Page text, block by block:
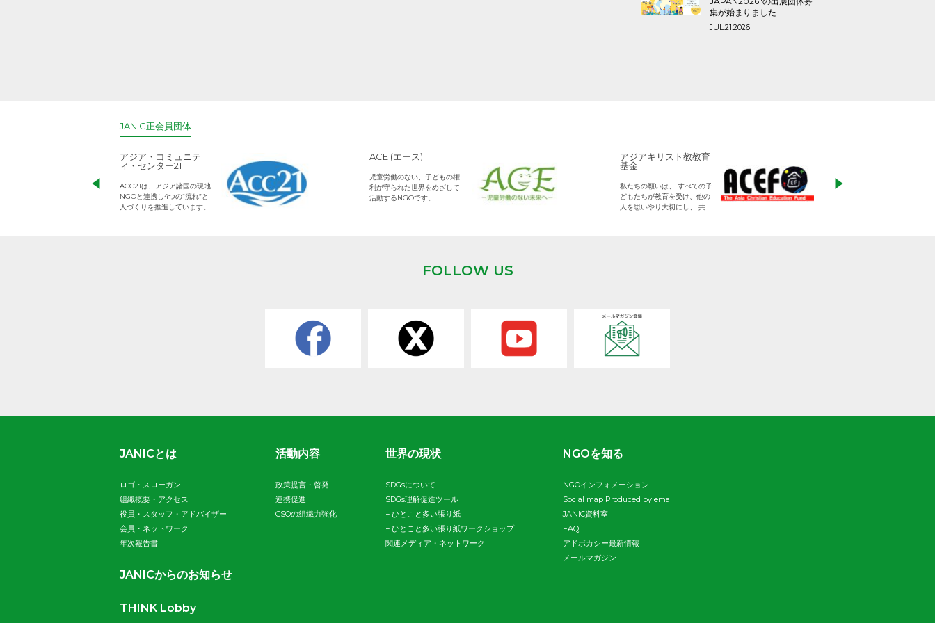
集が始まりました
JUL.21.2026
JANIC正会員団体
アジア・コミュニテ
ィ・センター21
ACC21は、アジア諸国の現地
NGOと連携し4つの“流れ”と
人づくりを推進しています。
ACE (エース)
児童労働のない、子どもの権
利が守られた世界をめざして
活動するNGOです。
アジアキリスト教教育
基金
私たちの願いは、 すべての子
どもたちが教育を受け、他の
人を思いやり大切にし、 共に
FOLLOW US
JANICとは
ロゴ・スローガン
組織概要・アクセス
役員・スタッフ・アドバイザー
会員・ネットワーク
年次報告書
活動内容
政策提言・啓発
連携促進
CSOの組織力強化
世界の現状
SDGsについて
SDGs理解促進ツール
− ひとこと多い張り紙
− ひとこと多い張り紙ワークショップ
関連メディア・ネットワーク
NGOを知る
NGOインフォメーション
Social map Produced by ema
JANIC資料室
FAQ
アドボカシー最新情報
メールマガジン
JANICからのお知らせ
THINK Lobby